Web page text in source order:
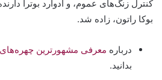
کنترل زنگ‌های عموم، و ادوارد بوترا
بوکا راتون، زاده شد.
درباره معرفی مشهورترین
بدانید.